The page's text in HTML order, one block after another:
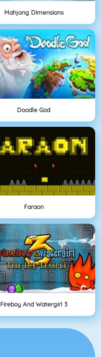
Mahjong Dimensions
Doodle God
Faraon
Fireboy And Watergirl 3